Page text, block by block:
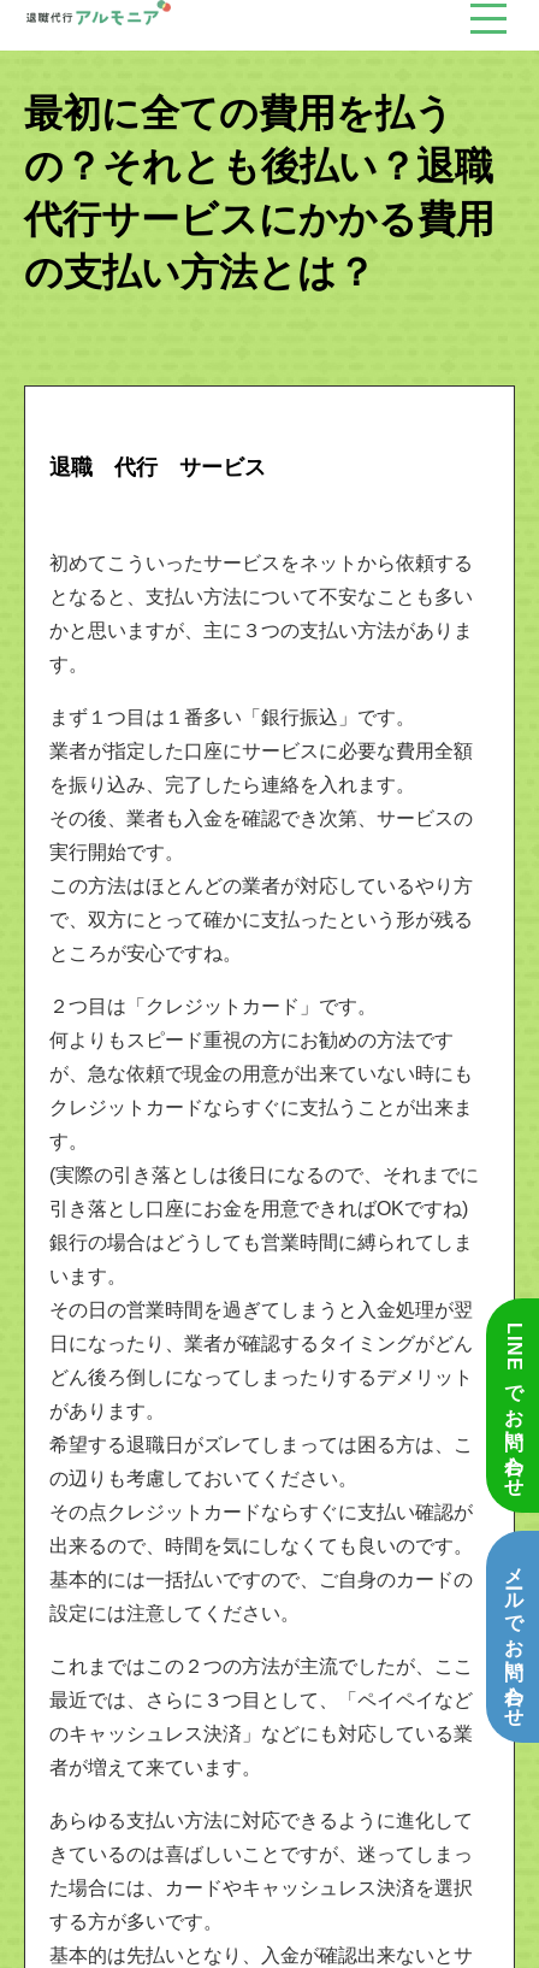
最初に全ての費用を払う
の？それとも後払い？退職
代行サービスにかかる費用
の支払い方法とは？
退職 代行 サービス
初めてこういったサービスをネットから依頼する
となると、支払い方法について不安なことも多い
かと思いますが、主に３つの支払い方法がありま
す。
まず１つ目は１番多い「銀行振込」です。
業者が指定した口座にサービスに必要な費用全額
を振り込み、完了したら連絡を入れます。
その後、業者も入金を確認でき次第、サービスの
実行開始です。
この方法はほとんどの業者が対応しているやり方
で、双方にとって確かに支払ったという形が残る
ところが安心ですね。
２つ目は「クレジットカード」です。
何よりもスピード重視の方にお勧めの方法です
が、急な依頼で現金の用意が出来ていない時にも
クレジットカードならすぐに支払うことが出来ま
す。
(実際の引き落としは後日になるので、それまでに
引き落とし口座にお金を用意できればOKですね)
銀行の場合はどうしても営業時間に縛られてしま
います。
その日の営業時間を過ぎてしまうと入金処理が翌
日になったり、業者が確認するタイミングがどん
どん後ろ倒しになってしまったりするデメリット
があります。
希望する退職日がズレてしまっては困る方は、こ
の辺りも考慮しておいてください。
その点クレジットカードならすぐに支払い確認が
出来るので、時間を気にしなくても良いのです。
基本的には一括払いですので、ご自身のカードの
設定には注意してください。
これまではこの２つの方法が主流でしたが、ここ
最近では、さらに３つ目として、「ペイペイなど
のキャッシュレス決済」などにも対応している業
者が増えて来ています。
あらゆる支払い方法に対応できるように進化して
きているのは喜ばしいことですが、迷ってしまっ
た場合には、カードやキャッシュレス決済を選択
する方が多いです。
基本的は先払いとなり、入金が確認出来ないとサ
LINEでお問い合わせ
メールでお問い合わせ